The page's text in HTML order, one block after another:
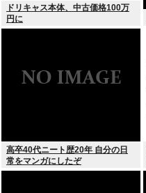
ドリキャス本体、中古価格100万
円に
高卒40代ニート歴20年 自分の日
常をマンガにしたぞ